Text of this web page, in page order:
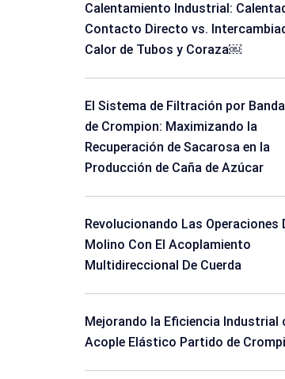
Calentamiento Industrial:
Contacto Directo vs.
Calor de Tubos y Coraza￼
El Sistema de Filtración por
de Crompion: Maximizando la
Recuperación de Sacarosa en la
Producción de Caña de Azúcar
Revolucionando Las Operaciones
Molino Con El Acoplamiento
Multidireccional De Cuerda
Mejorando la Eficiencia Industrial
Acople Elástico Partido de